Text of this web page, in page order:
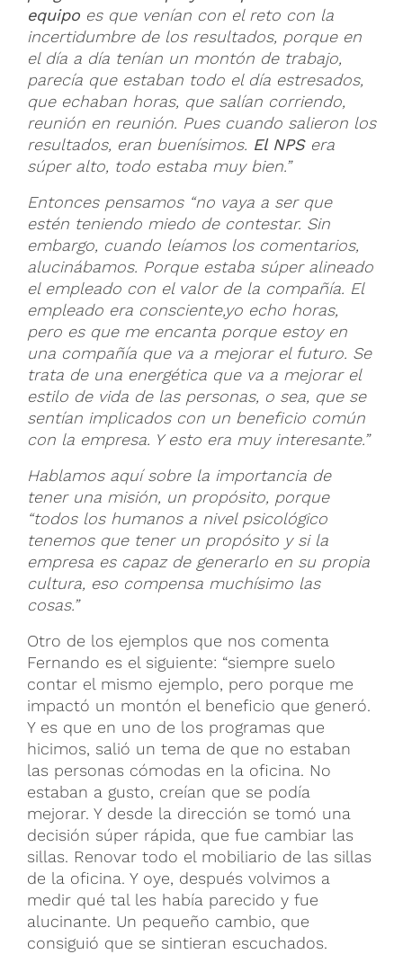
equipo es que venían con el reto con la
incertidumbre de los resultados, porque en
el día a día tenían un montón de trabajo,
parecía que estaban todo el día estresados,
que echaban horas, que salían corriendo,
reunión en reunión. Pues cuando salieron los
resultados, eran buenísimos. El NPSera
súper alto, todo estaba muy bien.”
Entonces pensamos “no vaya a ser que
estén teniendo miedo de contestar. Sin
embargo, cuando leíamos los comentarios,
alucinábamos. Porque estaba súper alineado
el empleado con el valor de la compañía. El
empleado era consciente,yo echo horas,
pero es que me encanta porque estoy en
una compañía que va a mejorar el futuro. Se
trata de una energética que va a mejorar el
estilo de vida de las personas, o sea, que se
sentían implicados con un beneficio común
con la empresa. Y esto era muy interesante.”
Hablamos aquí sobre la importancia de
tener una misión, un propósito, porque
“todos los humanos a nivel psicológico
tenemos que tener un propósito y si la
empresa es capaz de generarlo en su propia
cultura, eso compensa muchísimo las
cosas.”
Otro de los ejemplos que nos comenta
Fernando es el siguiente: “siempre suelo
contar el mismo ejemplo, pero porque me
impactó un montón el beneficio que generó.
Y es que en uno de los programas que
hicimos, salió un tema de que no estaban
las personas cómodas en la oficina. No
estaban a gusto, creían que se podía
mejorar. Y desde la dirección se tomó una
decisión súper rápida, que fue cambiar las
sillas. Renovar todo el mobiliario de las sillas
de la oficina. Y oye, después volvimos a
medir qué tal les había parecido y fue
alucinante. Un pequeño cambio, que
consiguió que se sintieran escuchados.